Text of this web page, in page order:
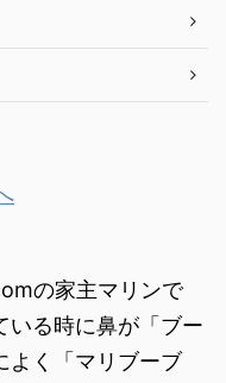
の家主マリンで
いる時に鼻が「ブー
よく「マリブーブ